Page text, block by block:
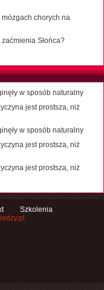
chorych na
Słońca?
w sposób naturalny
jest prostsza, niż
w sposób naturalny
jest prostsza, niż
jest prostsza, niż
Szkolenia